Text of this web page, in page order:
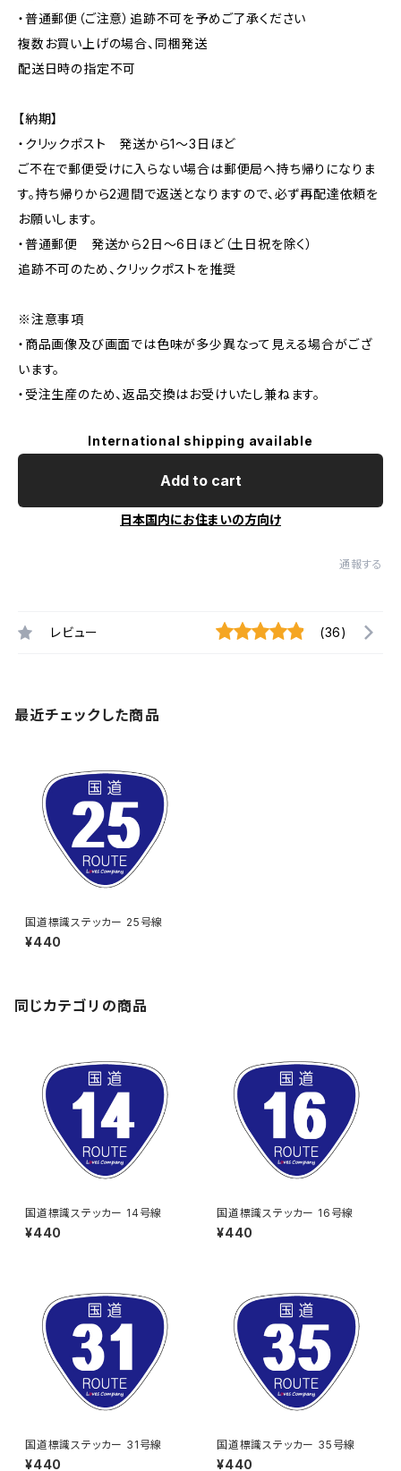
・普通郵便（ご注意）追跡不可を予めご了承ください
複数お買い上げの場合、同梱発送
配送日時の指定不可
【納期】
・クリックポスト 発送から1〜3日ほど
ご不在で郵便受けに入らない場合は郵便局へ持ち帰りになりま
す。持ち帰りから2週間で返送となりますので、必ず再配達依頼を
お願いします。
・普通郵便 発送から2日〜6日ほど（土日祝を除く）
追跡不可のため、クリックポストを推奨
※注意事項
・商品画像及び画面では色味が多少異なって見える場合がござ
います。
・受注生産のため、返品交換はお受けいたし兼ねます。
International shipping available
Add to cart
日本国内にお住まいの方向け
通報する
レビュー (36)
最近チェックした商品
国道標識ステッカー 25号線
¥440
同じカテゴリの商品
国道標識ステッカー 14号線
¥440
国道標識ステッカー 16号線
¥440
国道標識ステッカー 31号線
¥440
国道標識ステッカー 35号線
¥440